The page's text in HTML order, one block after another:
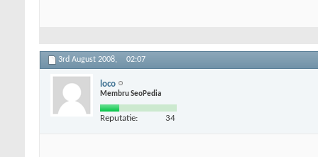
3rd August 2008, 02:07
loco
Membru SeoPedia
Reputatie: 34